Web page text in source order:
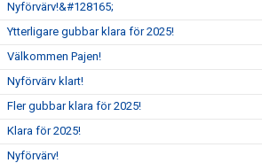
Nyförvärv!&#128165;
Ytterligare gubbar klara för 2025!
Välkommen Pajen!
Nyförvärv klart!
Fler gubbar klara för 2025!
Klara för 2025!
Nyförvärv!